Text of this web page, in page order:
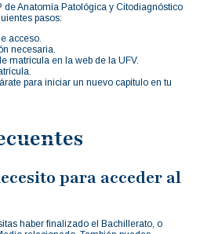
de Anatomía Patológica y Citodiagnóstico
pasos:
acceso.
necesaria.
matrícula en la web de la UFV.
para iniciar un nuevo capítulo en tu
para acceder al
haber finalizado el Bachillerato, o